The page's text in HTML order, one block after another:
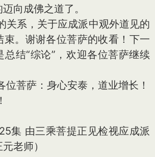
向成佛之道了。
系，关于应成派中观外道见的
束。谢谢各位菩萨的收看！下一
总结“综论”，欢迎各位菩萨继续
萨：身心安泰，道业增长！
集 由三乘菩提正见检视应成派
老师）